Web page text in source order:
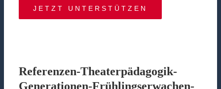
JETZT UNTERSTÜTZEN
Referenzen-Theaterpädagogik-
Generationen-Frühlingserwachen-